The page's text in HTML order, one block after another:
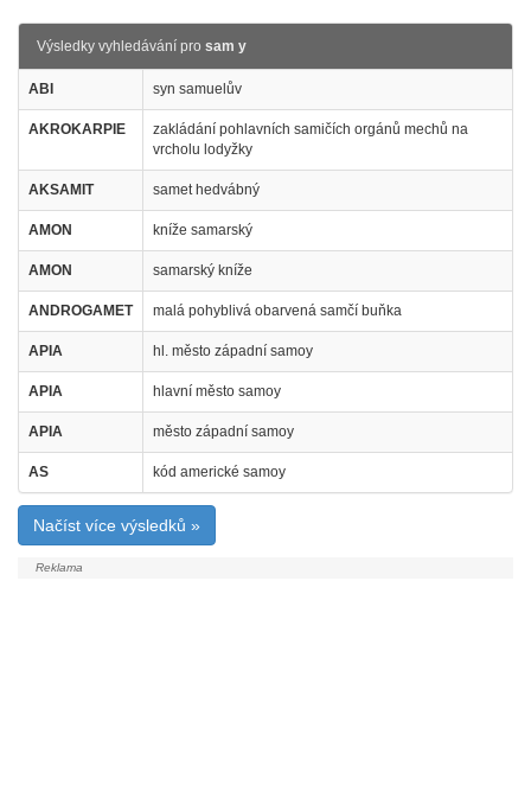
Výsledky vyhledávání pro sam y
ABI syn samuelův
AKROKARPIE
zakládání pohlavních samičích orgánů mechů na
vrcholu lodyžky
AKSAMIT samet hedvábný
AMON kníže samarský
AMON samarský kníže
ANDROGAMET malá pohyblivá obarvená samčí buňka
APIA hl. město západní samoy
APIA hlavní město samoy
APIA město západní samoy
AS kód americké samoy
Načíst více výsledků »